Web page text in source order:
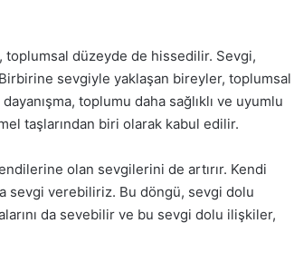
toplumsal düzeyde de hissedilir. Sevgi,
sevgiyle yaklaşan bireyler, toplumsal
toplumu daha sağlıklı ve uyumlu
taşlarından biri olarak kabul edilir.
olan sevgilerini de artırır. Kendi
sevgi verebiliriz. Bu döngü, sevgi dolu
da sevebilir ve bu sevgi dolu ilişkiler,